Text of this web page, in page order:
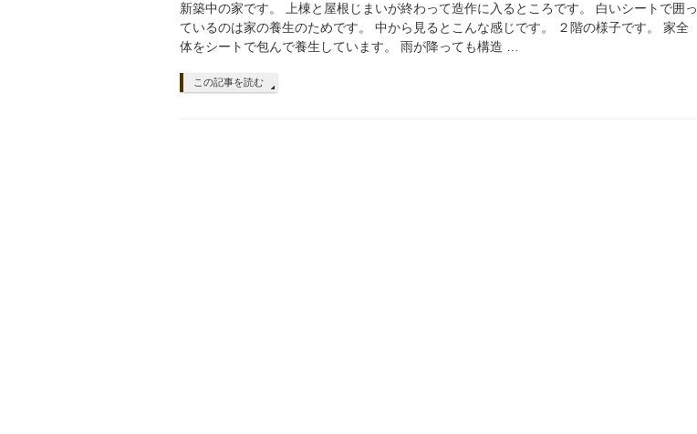
新築中の家です。 上棟と屋根じまいが終わって造作に入るところです。 白いシートで囲っ
ているのは家の養生のためです。 中から見るとこんな感じです。 ２階の様子です。 家全
体をシートで包んで養生しています。 雨が降っても構造 …
この記事を読む